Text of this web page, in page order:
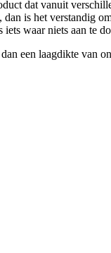
dat vanuit
is het verstandig
waar niets aan te
een laagdikte van